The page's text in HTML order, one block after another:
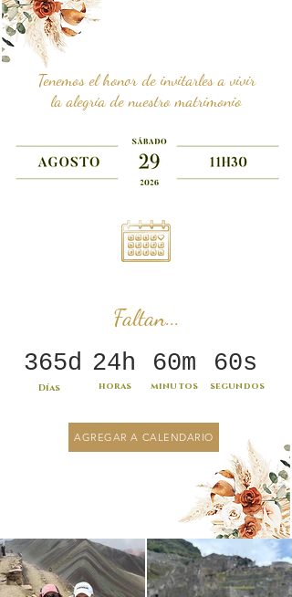
Tenemos el honor de invitarles a vivir
la alegría de nuestro matrimonio
Faltan...
365d 24h 60m 60s
Días horas minutos segundos
AGREGAR A CALENDARIO